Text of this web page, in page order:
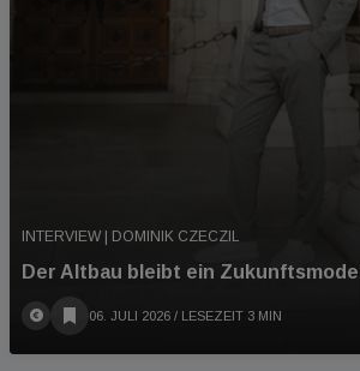
INTERVIEW | DOMINIK CZECZIL
Der Altbau bleibt ein Zukunftsmodell
06. JULI 2026 / LESEZEIT 3 MIN